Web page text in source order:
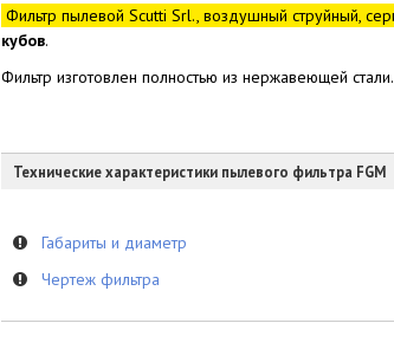
Фильтр пылевой Scutti Srl., воздушный струйный,
кубов.
Фильтр изготовлен полностью из нержавеющей
Технические характеристики пылевого фильтра FGM
Габариты и диаметр
Чертеж фильтра